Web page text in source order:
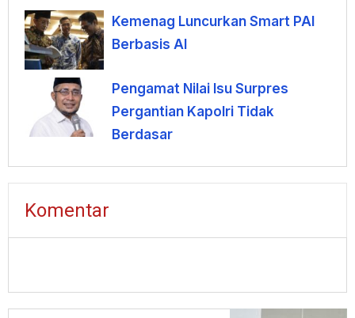
Kemenag Luncurkan Smart PAI
Berbasis AI
Pengamat Nilai Isu Surpres
Pergantian Kapolri Tidak
Berdasar
Komentar